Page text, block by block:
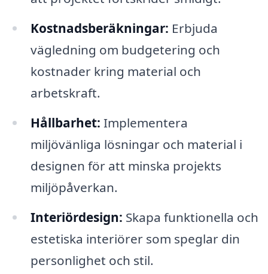
Kostnadsberäkningar: Erbjuda
vägledning om budgetering och
kostnader kring material och
arbetskraft.
Hållbarhet: Implementera
miljövänliga lösningar och material i
designen för att minska projekts
miljöpåverkan.
Interiördesign: Skapa funktionella och
estetiska interiörer som speglar din
personlighet och stil.